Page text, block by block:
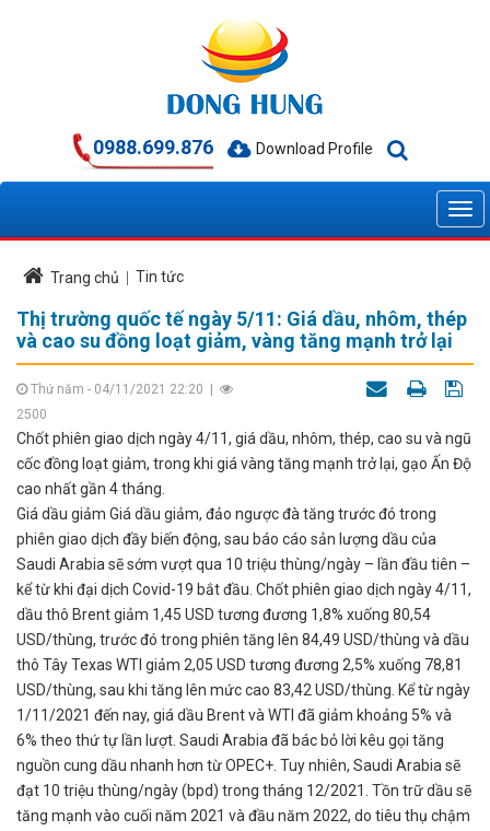
0988.699.876 Download Profile
Trang chủ Tin tức
Thị trường quốc tế ngày 5/11: Giá dầu, nhôm, thép
và cao su đồng loạt giảm, vàng tăng mạnh trở lại
Thứ năm - 04/11/2021 22:20
2500
Chốt phiên giao dịch ngày 4/11, giá dầu, nhôm, thép, cao su và ngũ
cốc đồng loạt giảm, trong khi giá vàng tăng mạnh trở lại, gạo Ấn Độ
cao nhất gần 4 tháng.
Giá dầu giảm Giá dầu giảm, đảo ngược đà tăng trước đó trong
phiên giao dịch đầy biến động, sau báo cáo sản lượng dầu của
Saudi Arabia sẽ sớm vượt qua 10 triệu thùng/ngày – lần đầu tiên –
kể từ khi đại dịch Covid-19 bắt đầu. Chốt phiên giao dịch ngày 4/11,
dầu thô Brent giảm 1,45 USD tương đương 1,8% xuống 80,54
USD/thùng, trước đó trong phiên tăng lên 84,49 USD/thùng và dầu
thô Tây Texas WTI giảm 2,05 USD tương đương 2,5% xuống 78,81
USD/thùng, sau khi tăng lên mức cao 83,42 USD/thùng. Kể từ ngày
1/11/2021 đến nay, giá dầu Brent và WTI đã giảm khoảng 5% và
6% theo thứ tự lần lượt. Saudi Arabia đã bác bỏ lời kêu gọi tăng
nguồn cung dầu nhanh hơn từ OPEC+. Tuy nhiên, Saudi Arabia sẽ
đạt 10 triệu thùng/ngày (bpd) trong tháng 12/2021. Tồn trữ dầu sẽ
tăng mạnh vào cuối năm 2021 và đầu năm 2022, do tiêu thụ chậm